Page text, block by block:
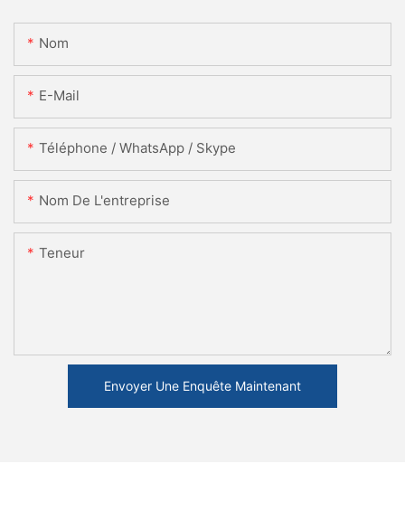
Nom
E-Mail
Téléphone / WhatsApp / Skype
Nom De L'entreprise
Teneur
Envoyer Une Enquête Maintenant